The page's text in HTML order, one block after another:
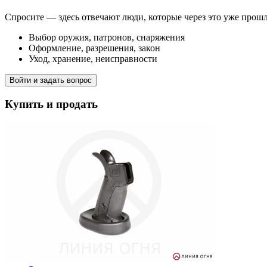
Спросите — здесь отвечают люди, которые через это уже
Выбор оружия, патронов, снаряжения
Оформление, разрешения, закон
Уход, хранение, неисправности
Войти и задать вопрос
Купить и продать